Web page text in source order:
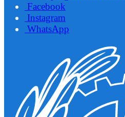
Facebook
Instagram
WhatsApp